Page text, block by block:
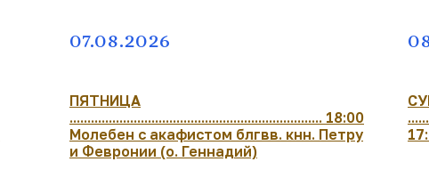
07.08.2026
ПЯТНИЦА
....................................................................... 18:00
Молебен с акафистом блгвв. кнн. Петру
и Февронии (о. Геннадий)